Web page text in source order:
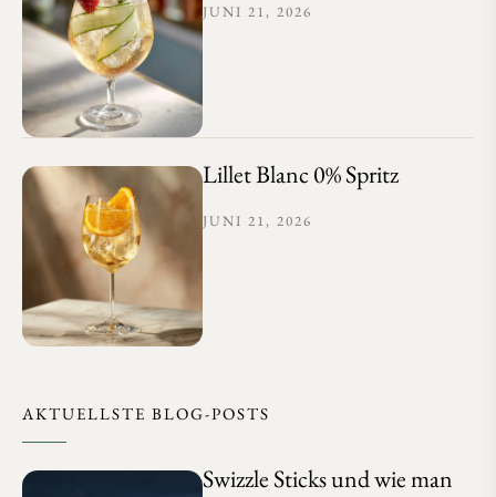
JUNI 21, 2026
Lillet Blanc 0% Spritz
JUNI 21, 2026
AKTUELLSTE BLOG-POSTS
Swizzle Sticks und wie man